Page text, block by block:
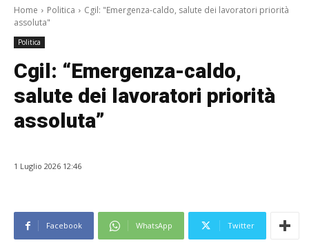
Home Politica
Cgil: "Emergenza-caldo, salute dei lavoratori priorità
assoluta"
Politica
Cgil: “Emergenza-caldo,
salute dei lavoratori priorità
assoluta”
1 Luglio 2026 12:46
Facebook WhatsApp Twitter